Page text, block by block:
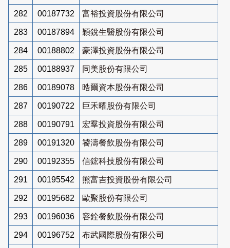
282 00187732 富裕投資股份有限公司
283 00187894 穎銳生醫股份有限公司
284 00188802 豪澤投資股份有限公司
285 00188937 同美股份有限公司
286 00189078 晧爾資本股份有限公司
287 00190722 巨禾曜股份有限公司
288 00190791 宏羣投資股份有限公司
289 00191320 饕濤餐飲股份有限公司
290 00192355 信鋐科技股份有限公司
291 00195542 熊富吉投資股份有限公司
292 00195682 歐聚股份有限公司
293 00196036 容銓餐飲股份有限公司
294 00196752 布武國際股份有限公司